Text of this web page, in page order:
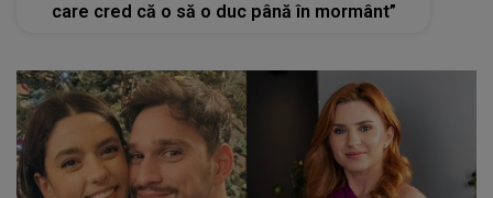
care cred că o să o duc până în mormânt”